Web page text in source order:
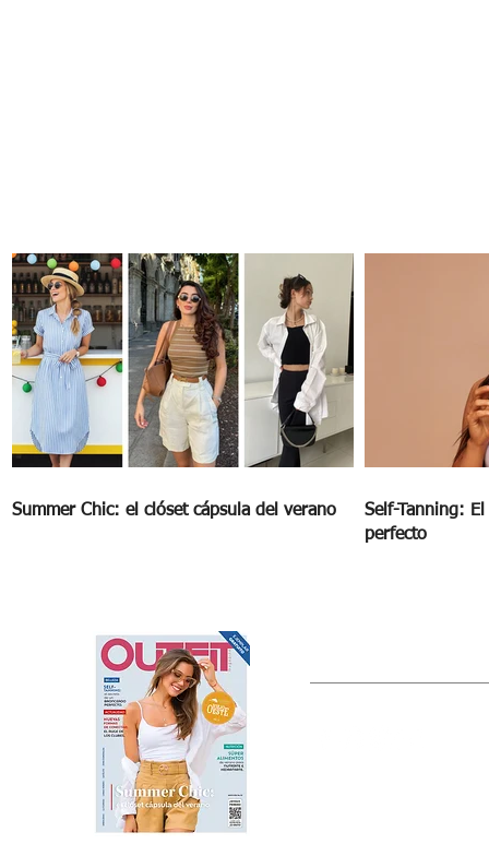
Summer Chic: el clóset cápsula del verano
Self-Tanning:
perfecto